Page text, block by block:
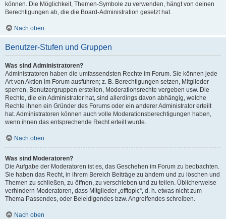
können. Die Möglichkeit, Themen-Symbole zu verwenden, hängt von deinen
Berechtigungen ab, die die Board-Administration gesetzt hat.
Nach oben
Benutzer-Stufen und Gruppen
Was sind Administratoren?
Administratoren haben die umfassendsten Rechte im Forum. Sie können jede
Art von Aktion im Forum ausführen; z. B. Berechtigungen setzen, Mitglieder
sperren, Benutzergruppen erstellen, Moderationsrechte vergeben usw. Die
Rechte, die ein Administrator hat, sind allerdings davon abhängig, welche
Rechte ihnen ein Gründer des Forums oder ein anderer Administrator erteilt
hat. Administratoren können auch volle Moderationsberechtigungen haben,
wenn ihnen das entsprechende Recht erteilt wurde.
Nach oben
Was sind Moderatoren?
Die Aufgabe der Moderatoren ist es, das Geschehen im Forum zu beobachten.
Sie haben das Recht, in ihrem Bereich Beiträge zu ändern und zu löschen und
Themen zu schließen, zu öffnen, zu verschieben und zu teilen. Üblicherweise
verhindern Moderatoren, dass Mitglieder „offtopic“, d. h. etwas nicht zum
Thema Passendes, oder Beleidigendes bzw. Angreifendes schreiben.
Nach oben